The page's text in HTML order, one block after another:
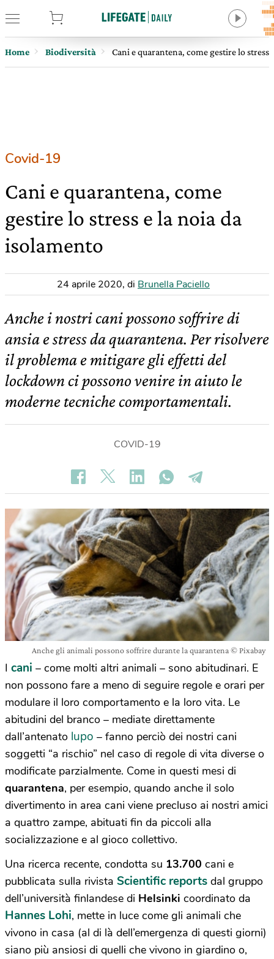
Home Biodiversità Cani e quarantena, come gestire lo stress
Covid-19
Cani e quarantena, come
gestire lo stress e la noia da
isolamento
24 aprile 2020, di Brunella Paciello
Anche i nostri cani possono soffrire di
ansia e stress da quarantena. Per risolvere
il problema e mitigare gli effetti del
lockdown ci possono venire in aiuto le
moderne tecniche comportamentali.
COVID-19
Anche gli animali possono soffrire durante la quarantena © Pixabay
I cani – come molti altri animali – sono abitudinari. E
non possono fare a meno di seguire regole e orari per
modulare il loro comportamento e la loro vita. Le
abitudini del branco – mediate direttamente
dall’antenato lupo – fanno perciò dei nostri cani
soggetti “a rischio” nel caso di regole di vita diverse o
modificate parzialmente. Come in questi mesi di
quarantena, per esempio, quando anche il solo
divertimento in area cani viene precluso ai nostri amici
a quattro zampe, abituati fin da piccoli alla
socializzazione e al gioco collettivo.
Una ricerca recente, condotta su 13.700 cani e
pubblicata sulla rivista Scientific reports dal gruppo
dell’università finlandese di Helsinki coordinato da
Hannes Lohi, mette in luce come gli animali che
vivono in casa (al di là dell’emergenza di questi giorni)
siano più ansiosi di quelli che vivono in giardino o,